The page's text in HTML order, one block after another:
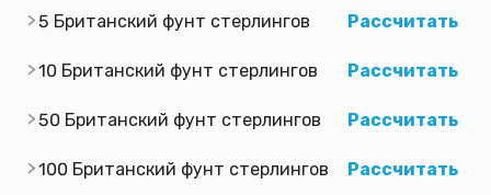
5 Британский фунт стерлингов Рассчитать
10 Британский фунт стерлингов Рассчитать
50 Британский фунт стерлингов Рассчитать
100 Британский фунт стерлингов Рассчитать